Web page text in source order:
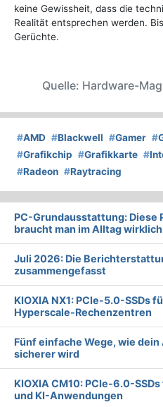
keine Gewissheit, dass die
Realität entsprechen werden.
Gerüchte.
Quelle: Hardware-
#AMD #Blackwell #Gamer #
#Grafikchip #Grafikkarte #
#Radeon #Raytracing
PC-Grundausstattung: Diese
braucht man im Alltag wirklich
Juli 2026: Die
zusammengefasst
KIOXIA NX1: PCIe-5.0-SSDs
Hyperscale-Rechenzentren
Fünf einfache Wege, wie
sicherer wird
KIOXIA CM10: PCIe-6.0-
und KI-Anwendungen